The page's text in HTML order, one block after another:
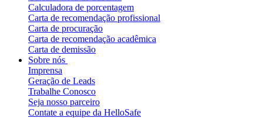
Calculadora de porcentagem
Carta de recomendação profissional
Carta de procuração
Carta de recomendação acadêmica
Carta de demissão
Sobre nós
Imprensa
Geração de Leads
Trabalhe Conosco
Seja nosso parceiro
Contate a equipe da HelloSafe